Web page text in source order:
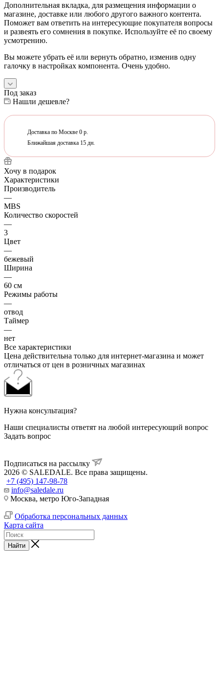
Дополнительная вкладка, для размещения информации о
магазине, доставке или любого другого важного контента.
Поможет вам ответить на интересующие покупателя вопросы
и развеять его сомнения в покупке. Используйте её по своему
усмотрению.
Вы можете убрать её или вернуть обратно, изменив одну
галочку в настройках компонента. Очень удобно.
Под заказ
Нашли дешевле?
Доставка по Москве 0 р.
Ближайшая доставка 15 дн.
Хочу в подарок
Характеристики
Производитель
—
MBS
Количество скоростей
—
3
Цвет
—
бежевый
Ширина
—
60 см
Режимы работы
—
отвод
Таймер
—
нет
Все характеристики
Цена действительна только для интернет-магазина и может
отличаться от цен в розничных магазинах
Нужна консультация?
Наши специалисты ответят на любой интересующий вопрос
Задать вопрос
Подписаться на рассылку
2026 © SALEDALE. Все права защищены.
+7 (495) 147-98-78
info@saledale.ru
Москва, метро Юго-Западная
Обработка персональных данных
Карта сайта
Найти